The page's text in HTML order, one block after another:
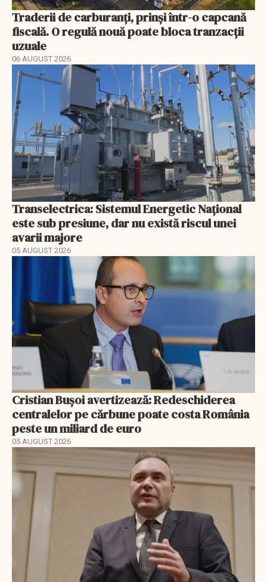
Traderii de carburanți, prinși într-o capcană
fiscală. O regulă nouă poate bloca tranzacții
uzuale
06 AUGUST 2026
Transelectrica: Sistemul Energetic Național
este sub presiune, dar nu există riscul unei
avarii majore
05 AUGUST 2026
Cristian Bușoi avertizează: Redeschiderea
centralelor pe cărbune poate costa România
peste un miliard de euro
05 AUGUST 2026